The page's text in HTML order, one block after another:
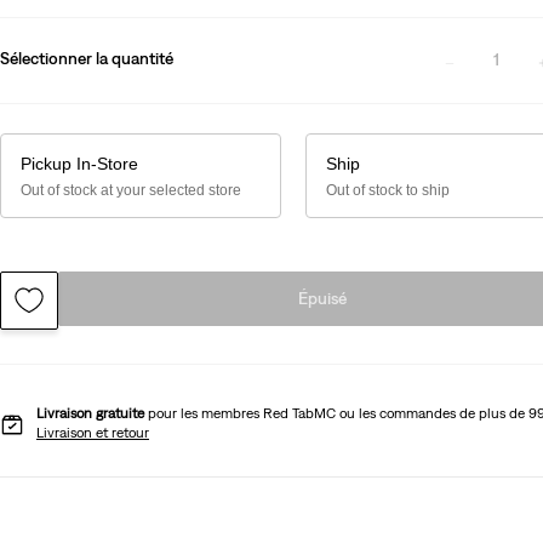
Sélectionner la quantité 1
Pickup In-Store
Out of stock at your selected store
Ship
Out of stock to ship
Épuisé
Livraison gratuitepour les membres Red TabMC ou les commandes de plus de
Livraison et retour